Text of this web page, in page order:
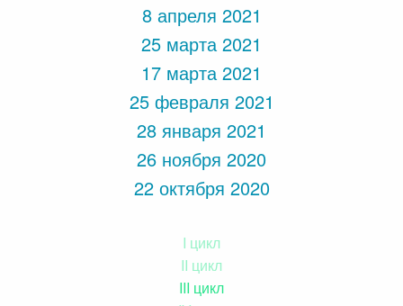
8 апреля 2021
25 марта 2021
17 марта 2021
25 февраля 2021
28 января 2021
26 ноября 2020
22 октября 2020
I цикл
II цикл
III цикл